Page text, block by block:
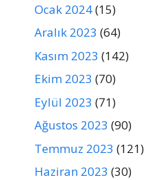
Ocak 2024(15)
Aralık 2023 (64)
Kasım 2023 (142)
Ekim 2023 (70)
Eylül 2023 (71)
Ağustos 2023 (90)
Temmuz 2023 (121)
Haziran 2023 (30)